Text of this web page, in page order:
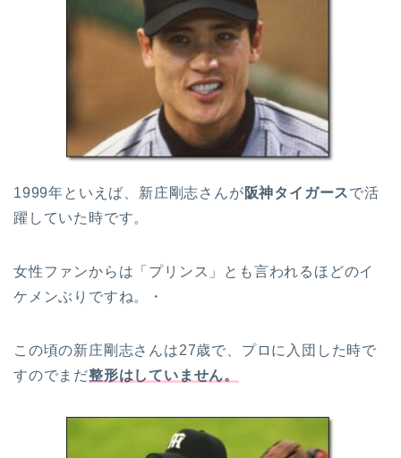
1999年といえば、新庄剛志さんが阪神タイガースで活
躍していた時です。
女性ファンからは「プリンス」とも言われるほどのイ
ケメンぶりですね。・
この頃の新庄剛志さんは27歳で、プロに入団した時で
すのでまだ整形はしていません。